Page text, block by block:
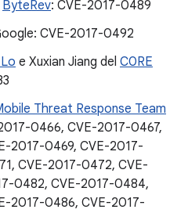
ByteRev: CVE-2017-0489
CVE-2017-0492
e Xuxian Jiang del C0RE
Threat Response Team
0466, CVE-2017-0467,
2017-0469, CVE-2017-
CVE-2017-0472, CVE-
0482, CVE-2017-0484,
2017-0486, CVE-2017-